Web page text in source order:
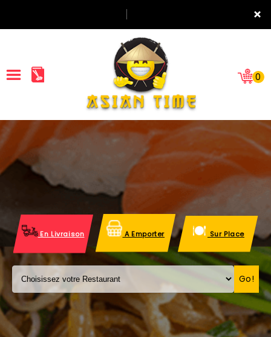
×
ACCUEIL
LA CARTE
VOS AVIS
MENTIONS LÉGALES
C.G.V
0
En Livraison A Emporter Sur Place
Go!